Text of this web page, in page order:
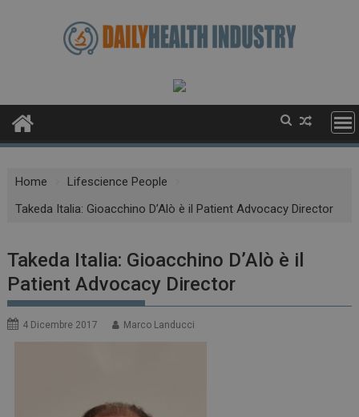
Home
Lifescience People
Takeda Italia: Gioacchino D’Alò è il Patient Advocacy Director
Takeda Italia: Gioacchino D’Alò è il
Patient Advocacy Director
4 Dicembre 2017 Marco Landucci